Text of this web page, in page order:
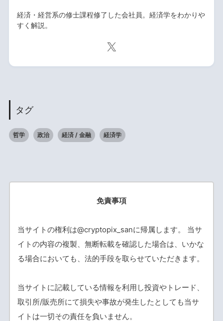
経済・経営系の修士課程修了した会社員。経済学をわかりや
すく解説。
タグ
哲学 政治 経済 / 金融 経済学
免責事項
当サイトの権利は@cryptopix_sanに帰属します。 当サ
イトの内容の複製、無断転載を確認した場合は、いかな
る場合においても、法的手段を取らせていただきます。
当サイトに記載している情報を利用し投資やトレード、
取引所/販売所にて損失や事故が発生したとしても当サ
イトは一切その責任を負いません。